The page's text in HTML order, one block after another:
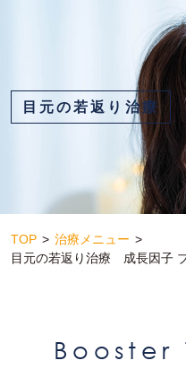
目元の若返り治療
TOP
治療メニュー
目元の若返り治療 成長因子
Booster